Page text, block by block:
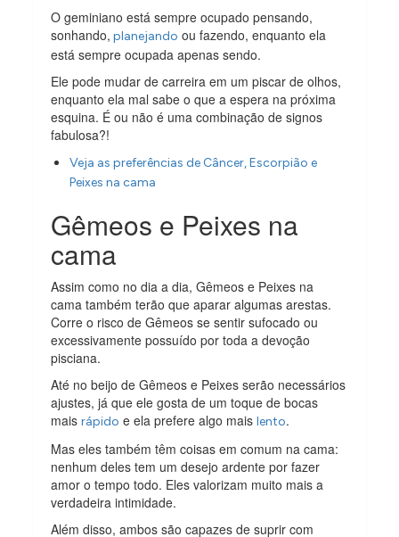
O geminiano está sempre ocupado pensando,
sonhando, planejando ou fazendo, enquanto ela
está sempre ocupada apenas sendo.
Ele pode mudar de carreira em um piscar de olhos,
enquanto ela mal sabe o que a espera na próxima
esquina. É ou não é uma combinação de signos
fabulosa?!
Veja as preferências de Câncer, Escorpião e
Peixes na cama
Gêmeos e Peixes na
cama
Assim como no dia a dia, Gêmeos e Peixes na
cama também terão que aparar algumas arestas.
Corre o risco de Gêmeos se sentir sufocado ou
excessivamente possuído por toda a devoção
pisciana.
Até no beijo de Gêmeos e Peixes serão necessários
ajustes, já que ele gosta de um toque de bocas
maisrápido e ela prefere algo maislento.
Mas eles também têm coisas em comum na cama:
nenhum deles tem um desejo ardente por fazer
amor o tempo todo. Eles valorizam muito mais a
verdadeira intimidade.
Além disso, ambos são capazes de suprir com